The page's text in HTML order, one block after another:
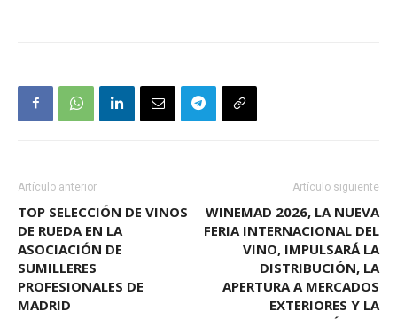
Artículo anterior
TOP SELECCIÓN DE VINOS
DE RUEDA EN LA
ASOCIACIÓN DE
SUMILLERES
PROFESIONALES DE
MADRID
Artículo siguiente
WINEMAD 2026, LA NUEVA
FERIA INTERNACIONAL DEL
VINO, IMPULSARÁ LA
DISTRIBUCIÓN, LA
APERTURA A MERCADOS
EXTERIORES Y LA